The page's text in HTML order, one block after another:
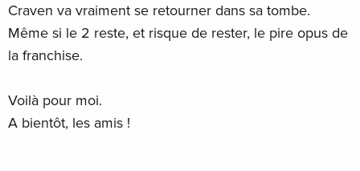
Craven va vraiment se retourner dans sa tombe.
Même si le 2 reste, et risque de rester, le pire opus de
la franchise.
Voilà pour moi.
A bientôt, les amis !